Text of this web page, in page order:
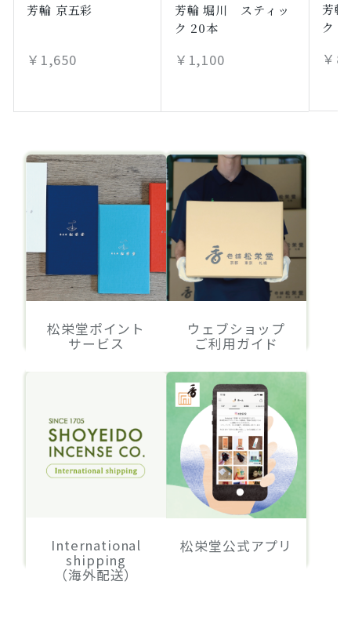
芳輪 京五彩
￥1,650
芳輪 堀川 スティッ
ク 20本
￥1,100
芳
ク
￥
松栄堂ポイント
サービス
ウェブショップ
ご利用ガイド
International
shipping
（海外配送）
松栄堂公式アプリ